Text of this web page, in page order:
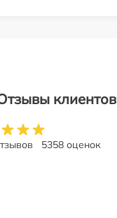
клиентов
5358 оценок